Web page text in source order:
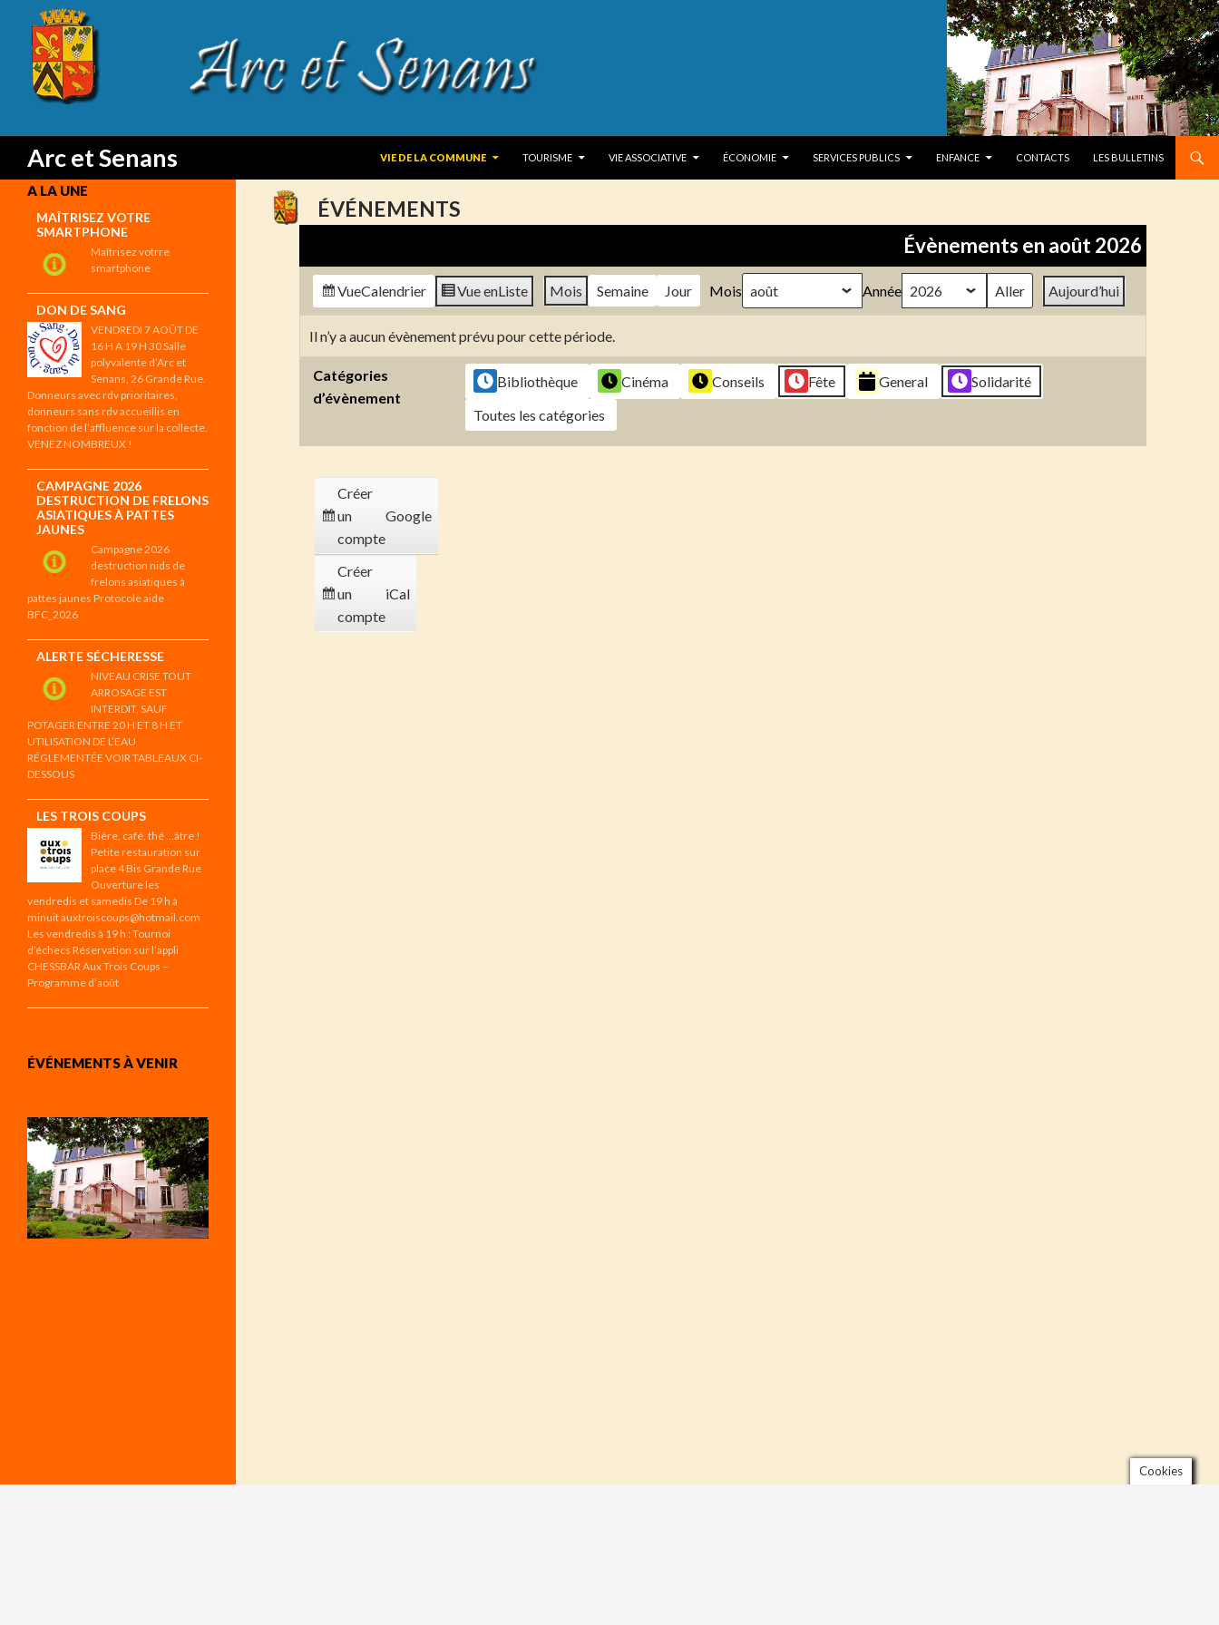
Arc et Senans
Search
VIE DE LA COMMUNE
TOURISME VIE ASSOCIATIVE ÉCONOMIE SERVICES PUBLICS ENFANCE CONTACTS LES BULLETINS
ÉVÉNEMENTS
Évènements en août 2026
VueCalendrier Vue enListe Mois Semaine Jour Mois Année Aujourd’hui
Il n’y a aucun évènement prévu pour cette période.
Catégories
d’évènement
Bibliothèque Cinéma Conseils Fête General
Solidarité
Toutes les catégories
Créer
un
compte
Google
Créer
un
compte
iCal
A LA UNE
MAÎTRISEZ VOTRE
SMARTPHONE
Maîtrisez votrre
smartphone
DON DE SANG
VENDREDI 7 AOÛT DE
16 H A 19 H 30 Salle
polyvalente d’Arc et
Senans, 26 Grande Rue.
Donneurs avec rdv prioritaires,
donneurs sans rdv accueillis en
fonction de l’affluence sur la collecte.
VENEZ NOMBREUX !
CAMPAGNE 2026
DESTRUCTION DE FRELONS
ASIATIQUES À PATTES
JAUNES
Campagne 2026
destruction nids de
frelons asiatiques à
pattes jaunes Protocole aide
BFC_2026
ALERTE SÉCHERESSE
NIVEAU CRISE TOUT
ARROSAGE EST
INTERDIT, SAUF
POTAGER ENTRE 20 H ET 8 H ET
UTILISATION DE L’EAU
RÉGLEMENTÉE VOIR TABLEAUX CI-
DESSOUS
LES TROIS COUPS
Bière, café, thé …âtre !
Petite restauration sur
place 4 Bis Grande Rue
Ouverture les
vendredis et samedis De 19 h à
minuit auxtroiscoups@hotmail.com
Les vendredis à 19 h : Tournoi
d’échecs Réservation sur l’appli
CHESSBAR Aux Trois Coups –
Programme d’août
ÉVÉNEMENTS À VENIR
Cookies